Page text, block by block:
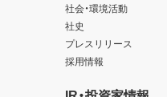
社会・環境活動
社史
プレスリリース
採用情報